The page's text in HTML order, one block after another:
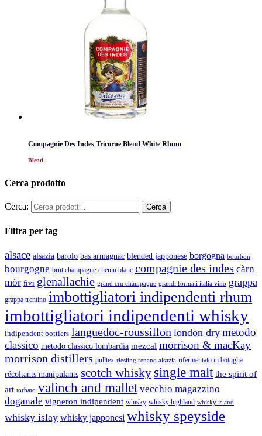
Compagnie Des Indes Tricorne Blend White Rhum
Blend
Cerca prodotto
Cerca:
Filtra per tag
alsace alsazia barolo bas armagnac blended japponese borgogna bourbon
bourgogne brut champagne chenin blanc compagnie des indes càrn
mòr fivi glenallachie grand cru champagne grandi formati italia vino grappa
grappa trentino imbottigliatori indipendenti rhum
imbottigliatori indipendenti whisky
indipendent bottlers languedoc-roussillon london dry metodo
classico metodo classico lombardia mezcal morrison & macKay
morrison distillers pulltex riesling renano alsazia rifermentato in bottiglia
récoltants manipulants scotch whisky single malt the spirit of
art torbato valinch and mallet vecchio magazzino
doganale vigneron indipendent whisky whisky highland whisky island
whisky islay whisky japponesi whisky speyside